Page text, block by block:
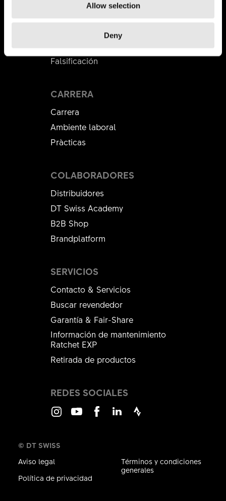
Allow selection
Deny
Falsificación
CARRERA
Carrera
Ambiente laboral
Pràcticas
SERVICIOS
Contacto & Servicios
Buscar revendedor
Garantía & Fair-Share
Información de mantenimiento
Ratchet EXP
Retirada de productos
COLABORADORES
Distribuidores
DT Swiss Academy
B2B Shop
Brandplatform
REDES SOCIALES
© DT SWISS
Aviso legal
Política de privacidad
Términos y condiciones
generales